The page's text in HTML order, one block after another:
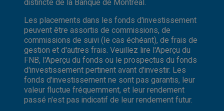
Les placements dans les fonds d'investissement
peuvent être assortis de commissions, de
commissions de suivi (le cas échéant), de frais de
gestion et d'autres frais. Veuillez lire l'Aperçu du
FNB, l'Aperçu du fonds ou le prospectus du fonds
d'investissement pertinent avant d'investir. Les
fonds d'investissement ne sont pas garantis, leur
valeur fluctue fréquemment, et leur rendement
passé n'est pas indicatif de leur rendement futur.